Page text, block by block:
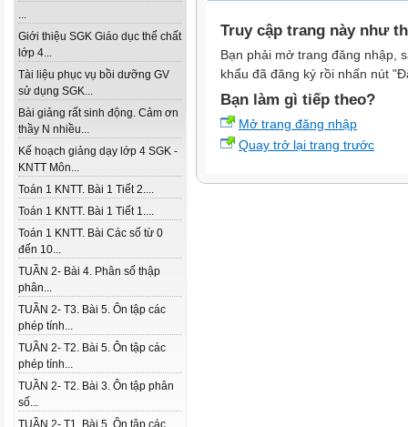
...
Giới thiệu SGK Giáo dục thể chất
lớp 4...
Tài liệu phục vụ bồi dưỡng GV
sử dụng SGK...
Bài giảng rất sinh động. Cảm ơn
thầy N nhiều...
Kế hoạch giảng dạy lớp 4 SGK -
KNTT Môn...
Toán 1 KNTT. Bài 1 Tiết 2....
Toán 1 KNTT. Bài 1 Tiết 1....
Toán 1 KNTT. Bài Các số từ 0
đến 10...
TUẦN 2- Bài 4. Phân số thập
phân...
TUẦN 2- T3. Bài 5. Ôn tập các
phép tính...
TUẦN 2- T2. Bài 5. Ôn tập các
phép tính...
TUẦN 2- T2. Bài 3. Ôn tập phân
số...
TUẦN 2- T1. Bài 5. Ôn tập các
Truy cập trang này như
Bạn phải mở trang đăng nhập,
khẩu đã đăng ký rồi nhấn nút
Bạn làm gì tiếp theo?
Mở trang đăng nhập
Quay trở lại trang trước